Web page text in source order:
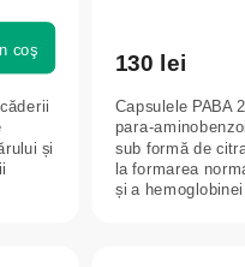
coş
și
130 lei
Capsulele PABA
para-
sub formă de
la formarea
și a hemoglobinei